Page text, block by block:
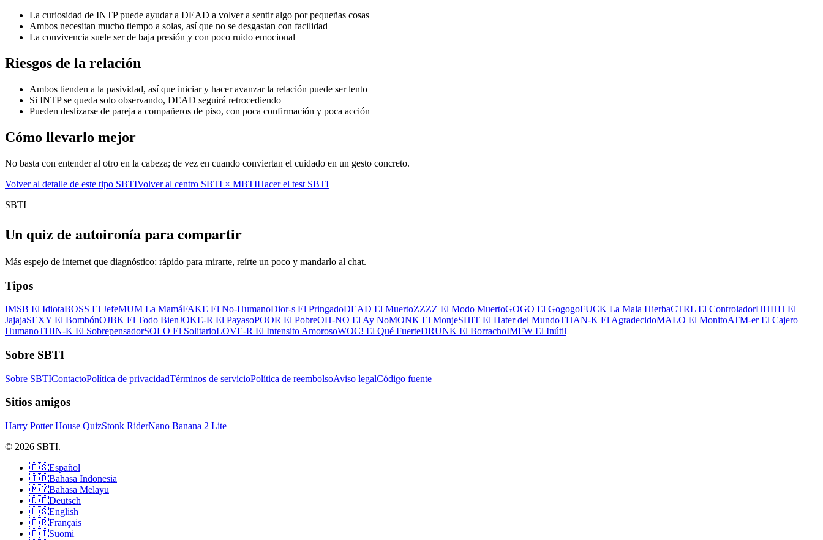
La curiosidad de INTP puede ayudar a DEAD a volver a sentir algo por pequeñas cosas
Ambos necesitan mucho tiempo a solas, así que no se desgastan con facilidad
La convivencia suele ser de baja presión y con poco ruido emocional
Riesgos de la relación
Ambos tienden a la pasividad, así que iniciar y hacer avanzar la relación puede ser lento
Si INTP se queda solo observando, DEAD seguirá retrocediendo
Pueden deslizarse de pareja a compañeros de piso, con poca confirmación y poca acción
Cómo llevarlo mejor
No basta con entender al otro en la cabeza; de vez en cuando conviertan el cuidado en un gesto concreto.
Volver al detalle de este tipo SBTIVolver al centro SBTI × MBTIHacer el test SBTI
SBTI
Un quiz de autoironía para compartir
Más espejo de internet que diagnóstico: rápido para mirarte, reírte un poco y mandarlo al chat.
Tipos
IMSB El IdiotaBOSS El JefeMUM La MamáFAKE El No-HumanoDior-s El PringadoDEAD El MuertoZZZZ El Modo MuertoGOGO El GogogoFUCK La Mala HierbaCTRL El ControladorHHHH El
JajajaSEXY El BombónOJBK El Todo BienJOKE-R El PayasoPOOR El PobreOH-NO El Ay NoMONK El MonjeSHIT El Hater del MundoTHAN-K El AgradecidoMALO El MonitoATM-er El Cajero
HumanoTHIN-K El SobrepensadorSOLO El SolitarioLOVE-R El Intensito AmorosoWOC! El Qué FuerteDRUNK El BorrachoIMFW El Inútil
Sobre SBTI
Sobre SBTIContactoPolítica de privacidadTérminos de servicioPolítica de reembolsoAviso legalCódigo fuente
Sitios amigos
Harry Potter House QuizStonk RiderNano Banana 2 Lite
© 2026 SBTI.
🇪🇸Español
🇮🇩Bahasa Indonesia
🇲🇾Bahasa Melayu
🇩🇪Deutsch
🇺🇸English
🇫🇷Français
🇫🇮Suomi